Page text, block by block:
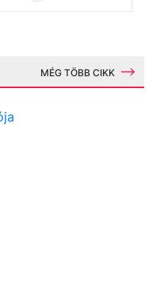
MÉG TÖBB CIKK